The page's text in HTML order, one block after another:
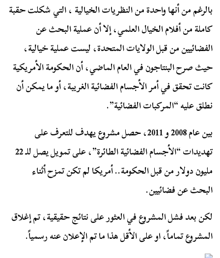
بالرغم من أنها واحدة من النظريات الخيالية ، التي شكلت حقبة
كاملة من أفلام الخيال العلمي، إلا أن عملية البحث عن
الفضائيين من قبل الولايات المتحدة، ليست عملية خيالية،
حيث صرح البنتاجون في العام الماضي، أن الحكومة الأمريكية
كانت تحقق في أمر الأجسام الفضائية الغريبة، أو ما يمكن أن
نطلق عليه “المركبات الفضائية”.
بين عام 2008 و 2011، حصل مشروع يهدف للتعرف على
تهديدات “الأجسام الفضائية الطائرة”، على تمويل يصل للـ 22
مليون دولار من قبل الحكومة.. أمريكا لم تكن تمزح أثناء
البحث عن فضائيين.
لكن بعد فشل المشروع في العثور على نتائج حقيقية، تم إغلاق
المشروع تماماً، او على الأقل هذا ما تم الإعلان عنه رسمياً.